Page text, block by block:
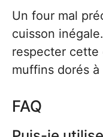
Un four mal
cuisson
respecter cette
muffins dorés à
FAQ